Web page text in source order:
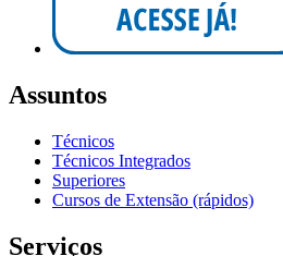
Assuntos
Técnicos
Técnicos Integrados
Superiores
Cursos de Extensão (rápidos)
Serviços